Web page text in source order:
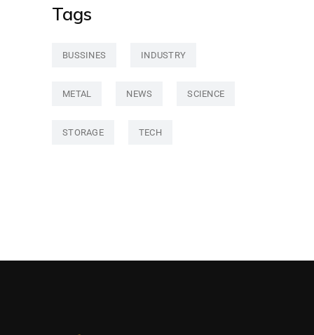
Tags
BUSSINES INDUSTRY
METAL NEWS SCIENCE
STORAGE TECH